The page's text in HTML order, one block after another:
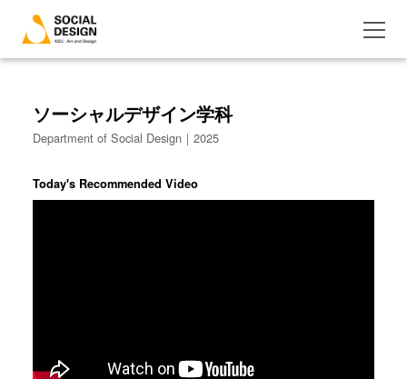
ソーシャルデザイン学科
Department of Social Design｜2025
Today's Recommended Video